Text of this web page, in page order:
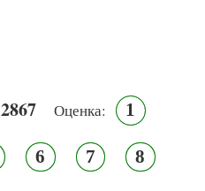
2867 Оценка: 1
6 7 8